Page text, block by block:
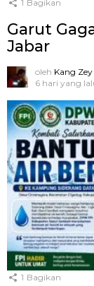
1 Bagikan
Garut
Jabar
oleh Kang Zey
6 hari yang
1 Bagikan